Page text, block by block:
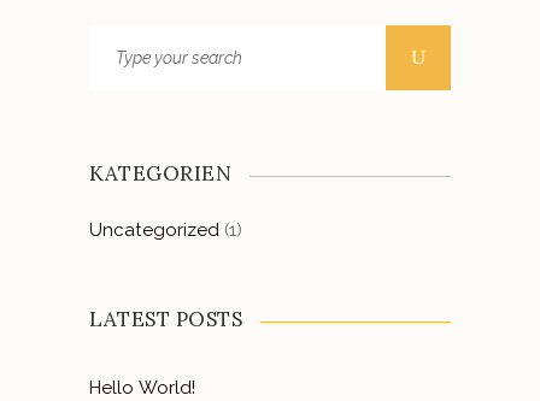
KATEGORIEN
Uncategorized (1)
LATEST POSTS
Hello World!